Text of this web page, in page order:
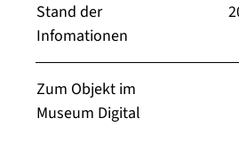
Stand der
Infomationen
Zum Objekt im
Museum Digital